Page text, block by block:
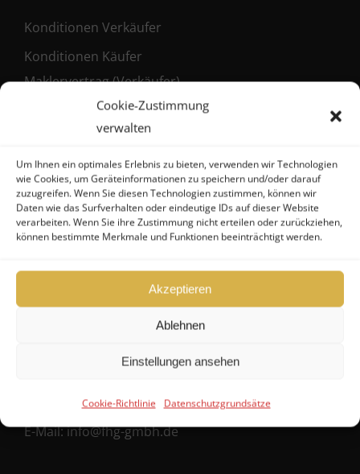
Cookie-Zustimmung
verwalten
Um Ihnen ein optimales Erlebnis zu bieten, verwenden wir Technologien
wie Cookies, um Geräteinformationen zu speichern und/oder darauf
zuzugreifen. Wenn Sie diesen Technologien zustimmen, können wir
Daten wie das Surfverhalten oder eindeutige IDs auf dieser Website
verarbeiten. Wenn Sie ihre Zustimmung nicht erteilen oder zurückziehen,
können bestimmte Merkmale und Funktionen beeinträchtigt werden.
Akzeptieren
Ablehnen
Einstellungen ansehen
Cookie-Richtlinie Datenschutzgrundsätze
Konditionen Verkäufer
Konditionen Käufer
Maklervertrag (Verkäufer)
Registrierung als Käufer
Kontakt
FHG
Hanseatische Fondshandlung GmbH
Ballindamm 39
+49 40 38 66 190 – 30
E-Mail:info@fhg-gmbh.de